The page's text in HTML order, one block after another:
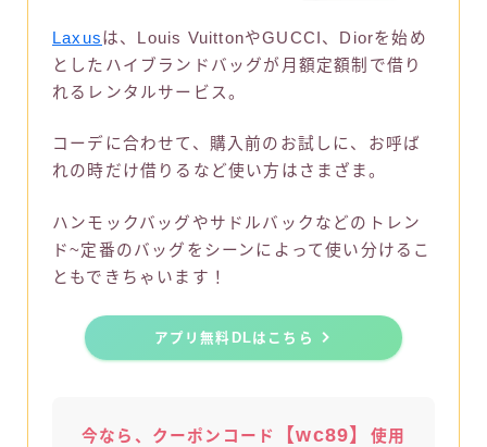
Laxusは、Louis VuittonやGUCCI、Diorを始め
としたハイブランドバッグが月額定額制で借り
れるレンタルサービス。
コーデに合わせて、購入前のお試しに、お呼ば
れの時だけ借りるなど使い方はさまざま。
ハンモックバッグやサドルバックなどのトレン
ド~定番のバッグをシーンによって使い分けるこ
ともできちゃいます！
アプリ無料DLはこちら
今なら、クーポンコード 【wc89】
使用